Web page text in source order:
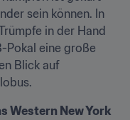
sein können. In
in der Hand
Pokal eine große
Blick auf
Western New York